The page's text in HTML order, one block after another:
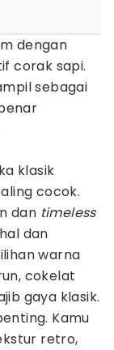
dengan
corak sapi.
sebagai
klasik
cocok.
dan timeless
dan
warna
cokelat
gaya klasik.
Kamu
retro,